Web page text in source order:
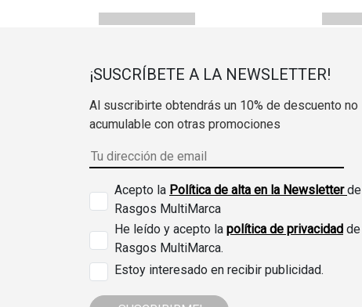
¡SUSCRÍBETE A LA NEWSLETTER!
Al suscribirte obtendrás un 10% de descuento no
acumulable con otras promociones
Acepto la Política de alta en la Newsletterde
Rasgos MultiMarca
He leído y acepto la política de privacidad de
Rasgos MultiMarca.
Estoy interesado en recibir publicidad.